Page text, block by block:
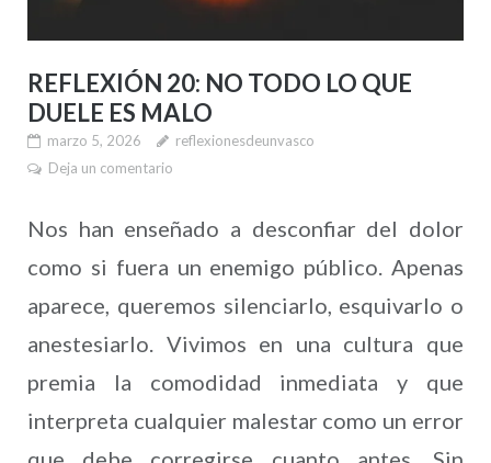
REFLEXIÓN 20: NO TODO LO QUE
DUELE ES MALO
marzo 5, 2026
reflexionesdeunvasco
Deja un comentario
Nos han enseñado a desconfiar del dolor
como si fuera un enemigo público. Apenas
aparece, queremos silenciarlo, esquivarlo o
anestesiarlo. Vivimos en una cultura que
premia la comodidad inmediata y que
interpreta cualquier malestar como un error